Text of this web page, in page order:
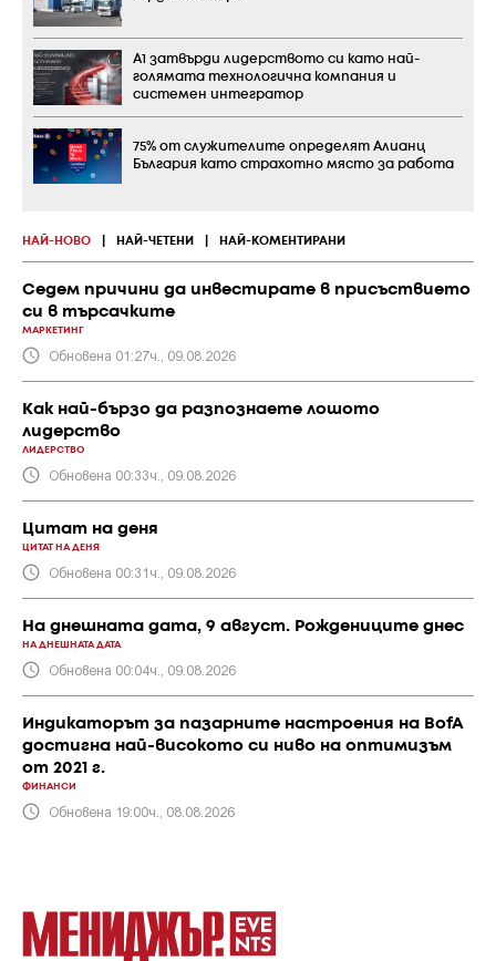
НАЙ-НОВО НАЙ-ЧЕТЕНИ НАЙ-КОМЕНТИРАНИ
Седем причини да инвестирате в присъствието
си в търсачките
МАРКЕТИНГ
Обновена 01:27ч., 09.08.2026
Как най-бързо да разпознаете лошото
лидерство
ЛИДЕРСТВО
Обновена 00:33ч., 09.08.2026
Цитат на деня
ЦИТАТ НА ДЕНЯ
Обновена 00:31ч., 09.08.2026
На днешната дата, 9 август. Рождениците днес
НА ДНЕШНАТА ДАТА
Обновена 00:04ч., 09.08.2026
Индикаторът за пазарните настроения на BofA
достигна най-високото си ниво на оптимизъм
от 2021 г.
ФИНАНСИ
Обновена 19:00ч., 08.08.2026
А1 затвърди лидерството си като най-
голямата технологична компания и
системен интегратор
75% от служителите определят Алианц
България като страхотно място за работа